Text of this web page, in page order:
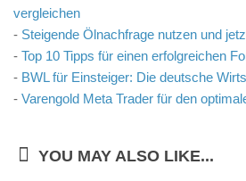
vergleichen
- Steigende Ölnachfrage nutzen und
- Top 10 Tipps für einen erfolgreichen
- BWL für Einsteiger: Die deutsche
- Varengold Meta Trader für den
YOU MAY ALSO LIKE...